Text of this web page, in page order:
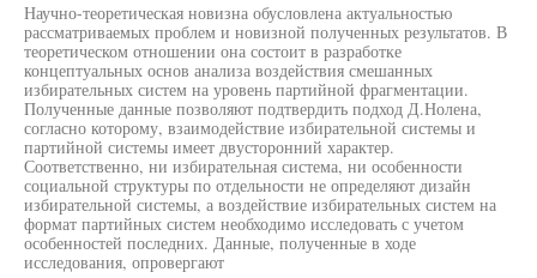
Научно-теоретическая новизна обусловлена актуальностью
рассматриваемых проблем и новизной полученных результатов. В
теоретическом отношении она состоит в разработке
концептуальных основ анализа воздействия смешанных
избирательных систем на уровень партийной фрагментации.
Полученные данные позволяют подтвердить подход Д.Нолена,
согласно которому, взаимодействие избирательной системы и
партийной системы имеет двусторонний характер.
Соответственно, ни избирательная система, ни особенности
социальной структуры по отдельности не определяют дизайн
избирательной системы, а воздействие избирательных систем на
формат партийных систем необходимо исследовать с учетом
особенностей последних. Данные, полученные в ходе
исследования, опровергают